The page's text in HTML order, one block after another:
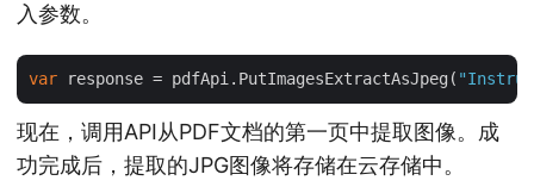
入参数。
var response = pdfApi.PutImagesExtractAsJpeg(
现在，调用API从PDF文档的第一页中提取图像。成
功完成后，提取的JPG图像将存储在云存储中。